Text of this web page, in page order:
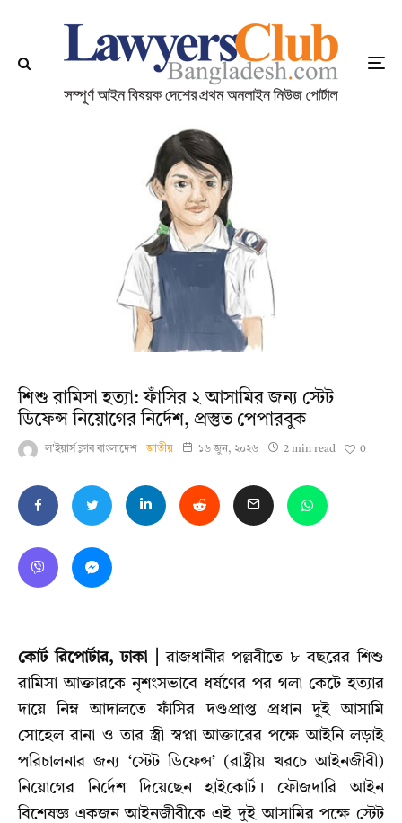
শিশু রামিসা হত্যা: ফাঁসির ২ আসামির জন্য স্টেট
ডিফেন্স নিয়োগের নির্দেশ, প্রস্তুত পেপারবুক
ল'ইয়ার্স ক্লাব বাংলাদেশ জাতীয় ১৬ জুন, ২০২৬ 2 min read 0
কোর্ট রিপোর্টার, ঢাকা |রাজধানীর পল্লবীতে ৮ বছরের শিশু
রামিসা আক্তারকে নৃশংসভাবে ধর্ষণের পর গলা কেটে হত্যার
দায়ে নিম্ন আদালতে ফাঁসির দণ্ডপ্রাপ্ত প্রধান দুই আসামি
সোহেল রানা ও তার স্ত্রী স্বপ্না আক্তারের পক্ষে আইনি লড়াই
পরিচালনার জন্য ‘স্টেট ডিফেন্স’ (রাষ্ট্রীয় খরচে আইনজীবী)
নিয়োগের নির্দেশ দিয়েছেন হাইকোর্ট। ফৌজদারি আইন
বিশেষজ্ঞ একজন আইনজীবীকে এই দুই আসামির পক্ষে স্টেট